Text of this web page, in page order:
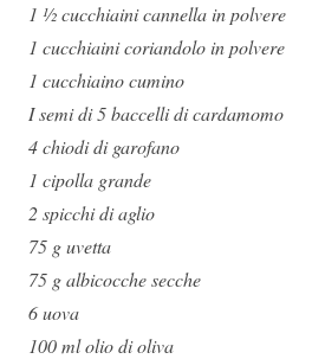
1 ½ cucchiaini cannella in polvere
1 cucchiaini coriandolo in polvere
1 cucchiaino cumino
I semi di 5 baccelli di cardamomo
4 chiodi di garofano
1 cipolla grande
2 spicchi di aglio
75 g uvetta
75 g albicocche secche
6 uova
100 ml olio di oliva